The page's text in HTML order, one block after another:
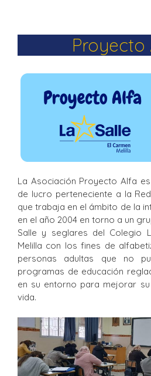
Proyecto
La Asociación Proyecto Alfa
de lucro perteneciente a la
que trabaja en el ámbito de la
en el año 2004 en torno a un
Salle y seglares del Colegio
Melilla con los fines de
personas adultas que no
programas de educación
en su entorno para mejorar
vida.